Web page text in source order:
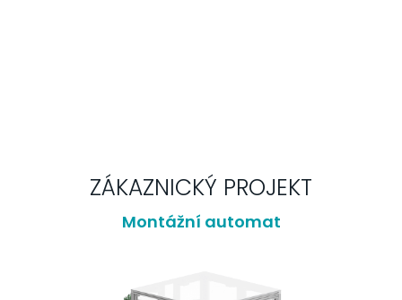
ZÁKAZNICKÝ PROJEKT
Montážní automat